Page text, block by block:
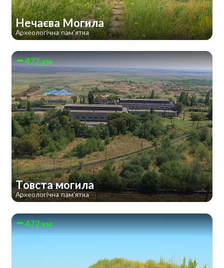
Нечаєва Могила
Археологічна пам'ятка
472 км
Товста могила
Археологічна пам'ятка
472 км